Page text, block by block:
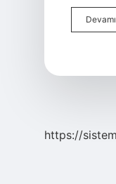
https://